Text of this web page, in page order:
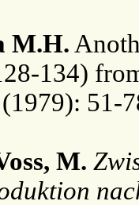
M.H.
134)
51-
M.